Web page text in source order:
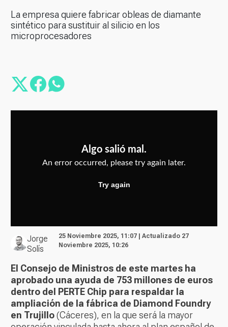
La empresa quiere fabricar obleas de diamante
sintético para sustituir al silicio en los
microprocesadores
Jorge
Solís
25 Noviembre 2025, 11:07 | Actualizado 27
Noviembre 2025, 10:26
El Consejo de Ministros de este martes ha
aprobado una ayuda de 753 millones de euros
dentro del PERTE Chip para respaldar la
ampliación de la fábrica de Diamond Foundry
en Trujillo(Cáceres), en la que será la mayor